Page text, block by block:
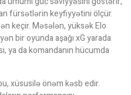
fürsətlərin keyfiyyətini ölçür.
keçir. Məsələn, yüksək Elo
bir oyunda aşağı xG yarada
ya da komandanın hücumda
xüsusilə önəm kəsb edir.